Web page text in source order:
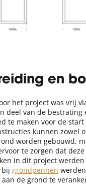
en
het project was vrij
deel van de bestrating
te maken voor de start
kunnen zowel
worden gebouwd,
te zorgen dat deze
in dit project
grondpennen
de grond te